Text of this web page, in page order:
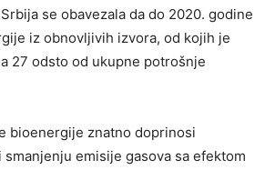
se obavezala da do 2020. godine
iz obnovljivih izvora, od kojih je
27 odsto od ukupne potrošnje
bioenergije znatno doprinosi
emisije gasova sa efektom